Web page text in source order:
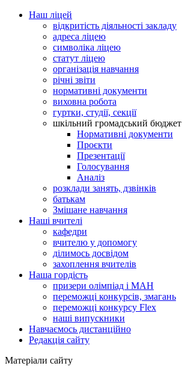
Наш ліцей
відкритість діяльності закладу
адреса ліцею
символіка ліцею
статут ліцею
організація навчання
річні звіти
нормативні документи
виховна робота
гуртки, студії, секції
шкільний громадський бюджет
Нормативні документи
Проєкти
Презентації
Голосування
Аналіз
розклади занять, дзвінків
батькам
Змішане навчання
Наші вчителі
кафедри
вчителю у допомогу
ділимось досвідом
захоплення вчителів
Наша гордість
призери олімпіад і МАН
переможці конкурсів, змагань
переможці конкурсу Flex
наші випускники
Навчаємось дистанційно
Редакція сайту
Матеріали сайту